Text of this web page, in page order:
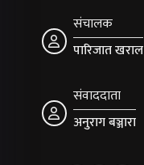
संचालक
पारिजात खराल
संवाददाता
अनुराग बञ्जारा